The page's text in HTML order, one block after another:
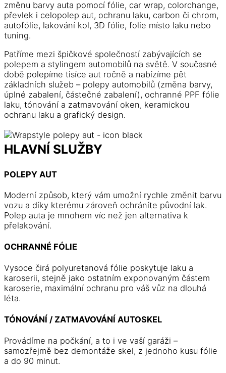
změnu barvy auta pomocí fólie, car wrap, colorchange,
převlek i celopolep aut, ochranu laku, carbon či chrom,
autofólie, lakování kol, 3D fólie, folie místo laku nebo
tuning.
Patříme mezi špičkové společností zabývajících se
polepem a stylingem automobilů na světě. V současné
době polepíme tisíce aut ročně a nabízíme pět
základních služeb – polepy automobilů (změna barvy,
úplné zabalení, částečné zabalení), ochranné PPF fólie
laku, tónování a zatmavování oken, keramickou
ochranu laku a grafický design.
HLAVNÍ SLUŽBY
POLEPY AUT
Moderní způsob, který vám umožní rychle změnit barvu
vozu a díky kterému zároveň ochráníte původní lak.
Polep auta je mnohem víc než jen alternativa k
přelakování.
OCHRANNÉ FÓLIE
Vysoce čirá polyuretanová fólie poskytuje laku a
karoserii, stejně jako ostatním exponovaným částem
karoserie, maximální ochranu pro váš vůz na dlouhá
léta.
TÓNOVÁNÍ / ZATMAVOVÁNÍ AUTOSKEL
Provádíme na počkání, a to i ve vaší garáži –
samozřejmě bez demontáže skel, z jednoho kusu fólie
a do 90 minut.